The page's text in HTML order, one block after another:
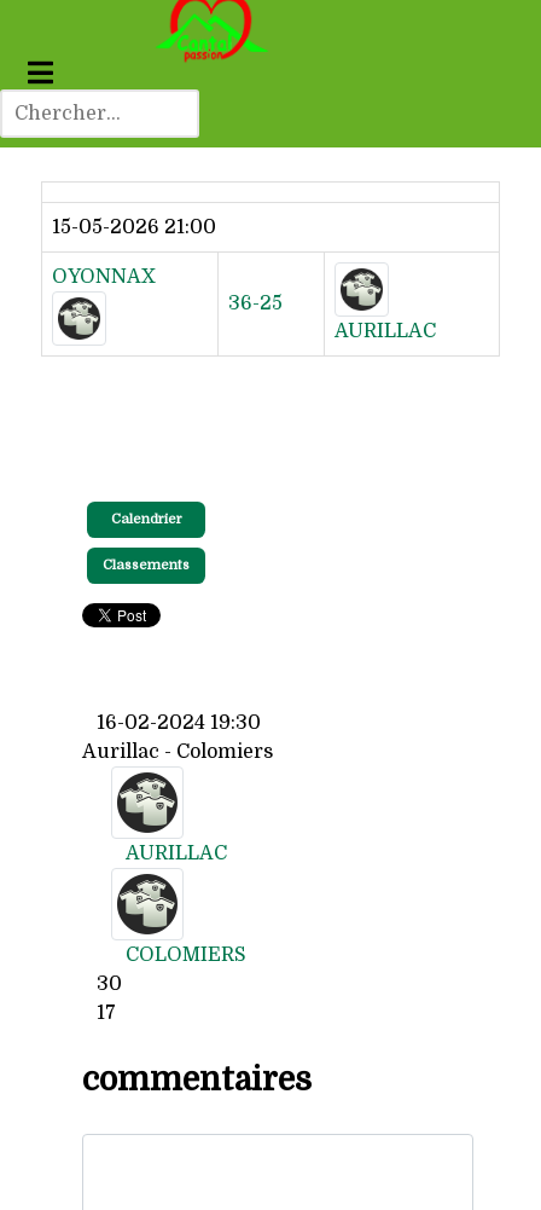
Dernier résultat
15-05-2026 21:00
OYONNAX
36-25
AURILLAC
Calendrier
Classements
16-02-2024 19:30
Aurillac - Colomiers
AURILLAC
COLOMIERS
30
17
commentaires